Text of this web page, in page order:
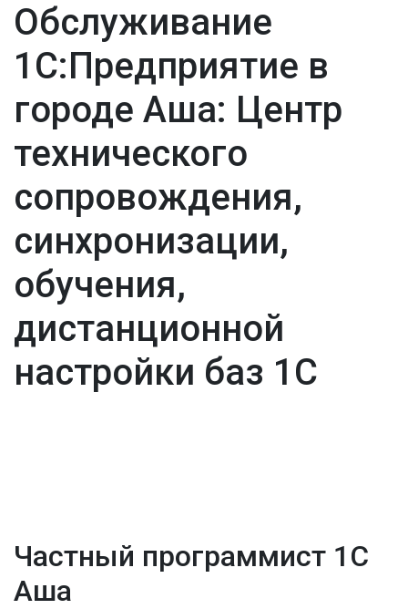
Обслуживание
1С:Предприятие в
городе Аша: Центр
технического
сопровождения,
синхронизации,
обучения,
дистанционной
настройки баз 1С
Частный программист 1С
Аша